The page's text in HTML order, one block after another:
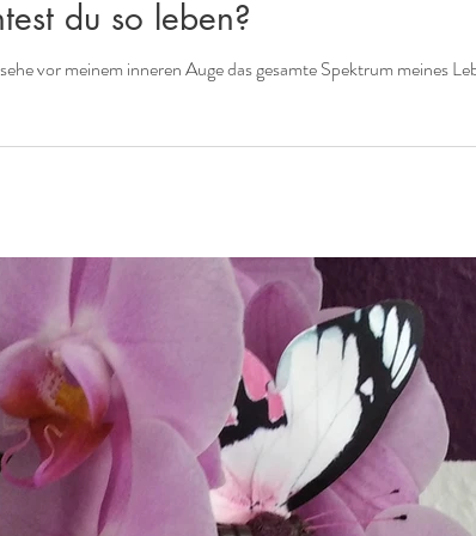
du so leben?
vor meinem inneren Auge das gesamte Spektrum meines